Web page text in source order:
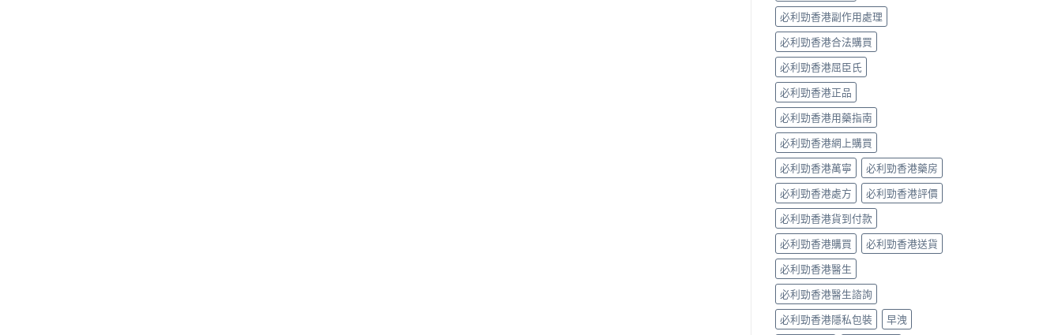
護
前
列
腺」，
但
「5mg
細
粒」
唔
等
於
「零
副
作
用」〉
中
必利勁香港副作用處理
必利勁香港合法購買
必利勁香港屈臣氏
必利勁香港正品
必利勁香港用藥指南
必利勁香港網上購買
必利勁香港萬寧
必利勁香港藥房
必利勁香港處方
必利勁香港評價
必利勁香港貨到付款
必利勁香港購買
必利勁香港送貨
必利勁香港醫生
必利勁香港醫生諮詢
必利勁香港隱私包裝
早洩